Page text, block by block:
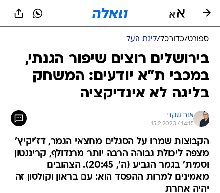
ספורט/כדורסל/ליגת העל
בירושלים רוצים שיפור הגנתי,
במכבי ת"א יודעים: המשחק
בליגה לא אינדיקציה
אור שקדי
15.2.2023 / 14:15
הקבוצות שמרו על הסגלים מחצאי הגמר, דז'יקיץ'
מצפה ליכולת גבוהה הרבה יותר מרנדולף, קרינגטון
וסמית' בגמר הגביע (ה', 20:45). הצהובים
מאמינים למרות ההפסד הוא: עם בראון וקולסון זה
יהיה אחרת